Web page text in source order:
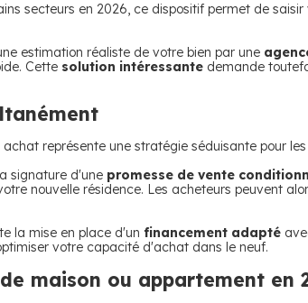
secteurs en 2026, ce dispositif permet de saisir
estimation réaliste de votre bien par une
Cette solution intéressante demande
représente une stratégie séduisante pour
signature d'une promesse de vente
nouvelle résidence. Les acheteurs peuvent
la mise en place d'un financement adapté
votre capacité d'achat dans le neuf.
maison ou appartement en